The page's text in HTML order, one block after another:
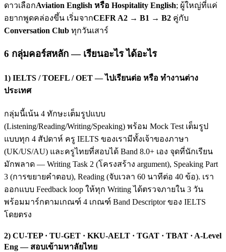
ดาวเลือกAviation English หรือ Hospitality English; ผู้ใหญ่ที่แค่
อยากพูดคล่องขึ้น เริ่มจากCEFR A2 → B1 → B2 คู่กับ
Conversation Club ทุกวันเสาร์
6 กลุ่มคอร์สหลัก — เรียนอะไร ได้อะไร
1) IELTS / TOEFL / OET — ไปเรียนต่อ หรือ ทำงานต่าง
ประเทศ
กลุ่มนี้เน้น 4 ทักษะเต็มรูปแบบ
(Listening/Reading/Writing/Speaking) พร้อม Mock Test เต็มรูป
แบบทุก 4 สัปดาห์ ครู IELTS ของเรามีทั้งเจ้าของภาษา
(UK/US/AU) และครูไทยที่สอบได้ Band 8.0+ เอง จุดที่นักเรียน
มักพลาด — Writing Task 2 (โครงสร้าง argument), Speaking Part
3 (การขยายคำตอบ), Reading (จับเวลา 60 นาทีต่อ 40 ข้อ). เรา
ออกแบบ Feedback loop ให้ทุก Writing ได้ตรวจภายใน 3 วัน
พร้อมมาร์กตามเกณฑ์ 4 เกณฑ์ Band Descriptor ของ IELTS
โดยตรง
2) CU-TEP · TU-GET · KKU-AELT · TGAT · TBAT · A-Level
Eng — สอบเข้ามหาลัยไทย